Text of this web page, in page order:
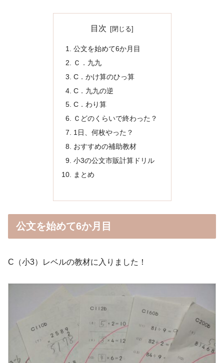
目次
公文を始めて6か月目
Ｃ．九九
C．かけ算のひっ算
C．九九の逆
C．わり算
Ｃどのくらいで終わった？
1日、何枚やった？
おすすめの補助教材
小3の公文市販計算ドリル
まとめ
公文を始めて6か月目
C（小3）レベルの教材に入りました！